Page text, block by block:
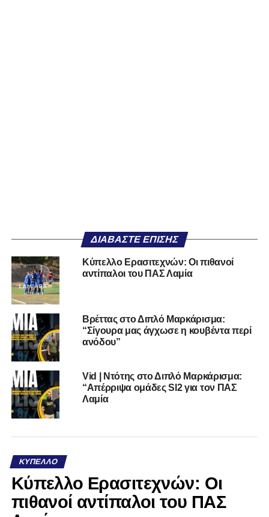
ΔΙΑΒΆΣΤΕ ΕΠΊΣΗΣ
Κύπελλο Ερασιτεχνών: Οι πιθανοί
αντίπαλοι του ΠΑΣ Λαμία
Βρέττας στο Διπλό Μαρκάρισμα:
“Σίγουρα μας άγχωσε η κουβέντα περί
ανόδου”
Vid | Ντότης στο Διπλό Μαρκάρισμα:
“Απέρριψα ομάδες Sl2 για τον ΠΑΣ
Λαμία
ΚΎΠΕΛΛΟ
Κύπελλο Ερασιτεχνών: Οι
πιθανοί αντίπαλοι του ΠΑΣ